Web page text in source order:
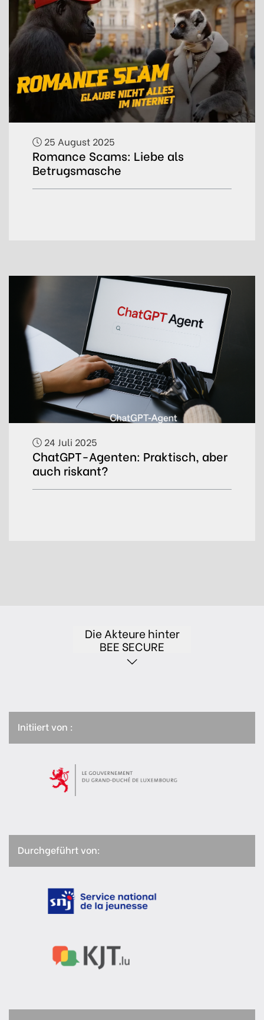
25 August 2025
Romance Scams: Liebe als
Betrugsmasche
24 Juli 2025
ChatGPT-Agenten: Praktisch, aber
auch riskant?
Die Akteure hinter
BEE SECURE
Initiiert von :
Durchgeführt von: